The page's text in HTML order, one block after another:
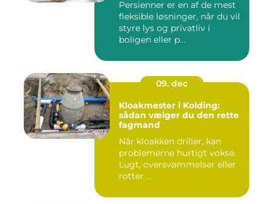
Persienner er en af de mest
fleksible løsninger, når du vil
styre lys og privatliv i
boligen eller p...
09. dec
Kloakmester i Kolding:
sådan vælger du den rette
fagmand
Når kloakken driller, kan
problemerne hurtigt vokse.
Lugt, oversvømmelser eller
rotter ...